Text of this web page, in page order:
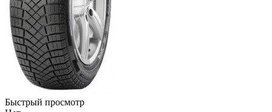
Быстрый просмотр